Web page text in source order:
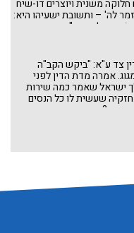
משנית ויוצרים דו-שיח
לה' – ותשובת ישעיהו היא:
בְּכָל הָאָרֶץ" הוא תשובת
צד ע"א: "ביקש הקב"ה
אמרה מדת הדין לפני
ישראל שאמר כמה שירות
שעשית לו כל הנסים
תנא משום רבי פפייס:
מעצים את הגנאי של
ומהתחדשות הארץ שכולה